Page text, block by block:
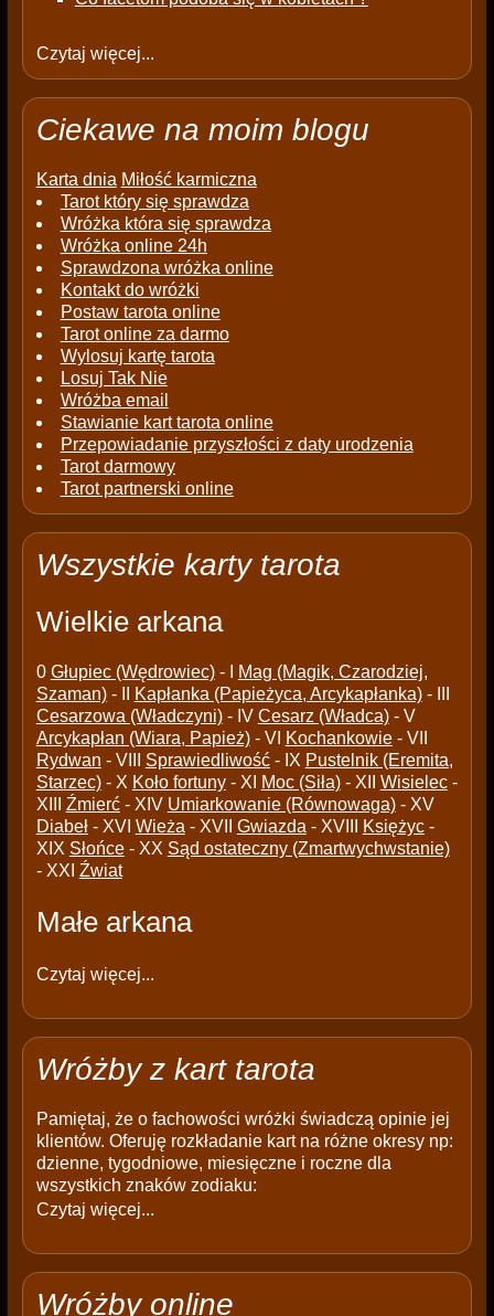
Czytaj więcej...
Ciekawe na moim blogu
Karta dnia Miłość karmiczna
Tarot który się sprawdza
Wróżka która się sprawdza
Wróżka online 24h
Sprawdzona wróżka online
Kontakt do wróżki
Postaw tarota online
Tarot online za darmo
Wylosuj kartę tarota
Losuj Tak Nie
Wróżba email
Stawianie kart tarota online
Przepowiadanie przyszłości z daty urodzenia
Tarot darmowy
Tarot partnerski online
Wszystkie karty tarota
Wielkie arkana
0 Głupiec (Wędrowiec)- I
Mag (Magik, Czarodziej,
Szaman)- II Kapłanka (Papieżyca, Arcykapłanka)- III
Cesarzowa (Władczyni)- IV Cesarz (Władca)- V
Arcykapłan (Wiara, Papież)- VI Kochankowie- VII
Rydwan - VIII Sprawiedliwość- IX Pustelnik (Eremita,
Starzec)- X Koło fortuny- XI Moc (Siła)- XII Wisielec-
XIII Źmierć- XIV Umiarkowanie (Równowaga)- XV
Diabeł- XVI Wieża - XVII Gwiazda - XVIII Księżyc-
XIX Słońce- XX Sąd ostateczny (Zmartwychwstanie)
- XXI Źwiat
Małe arkana
Czytaj więcej...
Wróżby z kart tarota
Pamiętaj, że o fachowości wróżki świadczą opinie jej
klientów. Oferuję rozkładanie kart na różne okresy np:
dzienne, tygodniowe, miesięczne i roczne dla
wszystkich znaków zodiaku:
Czytaj więcej...
Wróżby online